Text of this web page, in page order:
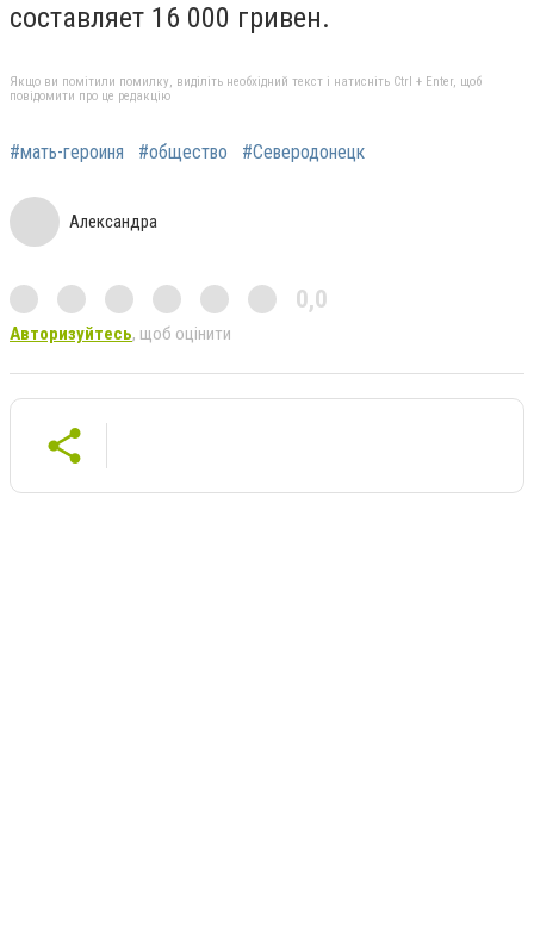
составляет 16 000 гривен.
Якщо ви помітили помилку, виділіть необхідний текст і натисніть Ctrl + Enter, щоб
повідомити про це редакцію
#мать-героиня #общество #Северодонецк
Александра
0,0
Авторизуйтесь, щоб оцінити